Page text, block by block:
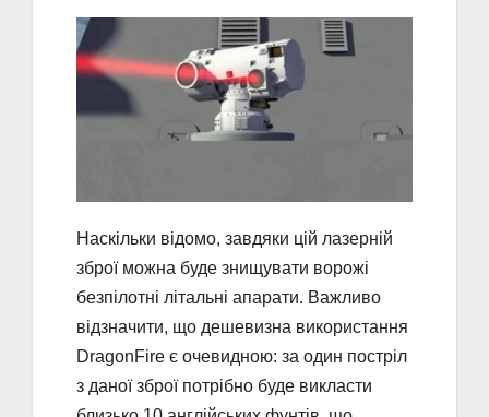
Наскільки відомо, завдяки цій лазерній
зброї можна буде знищувати ворожі
безпілотні літальні апарати. Важливо
відзначити, що дешевизна використання
DragonFire є очевидною: за один постріл
з даної зброї потрібно буде викласти